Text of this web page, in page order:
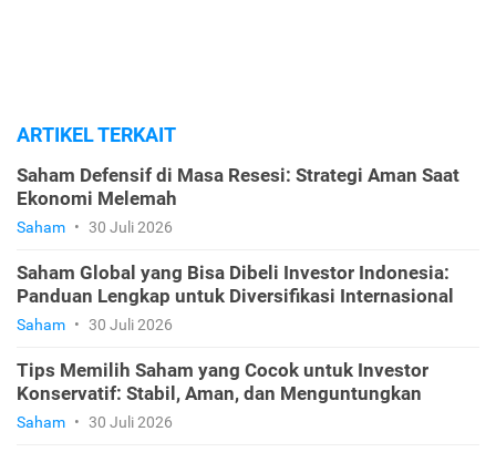
ARTIKEL TERKAIT
Saham Defensif di Masa Resesi: Strategi Aman Saat
Ekonomi Melemah
Saham • 30 Juli 2026
Saham Global yang Bisa Dibeli Investor Indonesia:
Panduan Lengkap untuk Diversifikasi Internasional
Saham • 30 Juli 2026
Tips Memilih Saham yang Cocok untuk Investor
Konservatif: Stabil, Aman, dan Menguntungkan
Saham • 30 Juli 2026